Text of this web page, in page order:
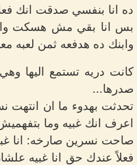
ده انا بنفسي صدقت انك
بس انا بقي مش هسكت
وابنك ده هدفعه ثمن لعبه
كانت دريه تستمع اليها
صدرها...
تحدثت بهدوء ما ان انتهت
اعرف انك غبيه وما
صاحت نسرين صارخه: انا
فعلاً عندك حق انا غبيه